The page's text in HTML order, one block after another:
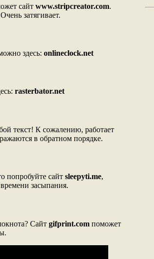
сайт www.stripcreator.com.
затягивает.
здесь: onlineclock.net
rasterbator.net
текст! К сожалению, работает
в обратном порядке.
попробуйте сайт sleepyti.me,
засыпания.
Сайт gifprint.com поможет